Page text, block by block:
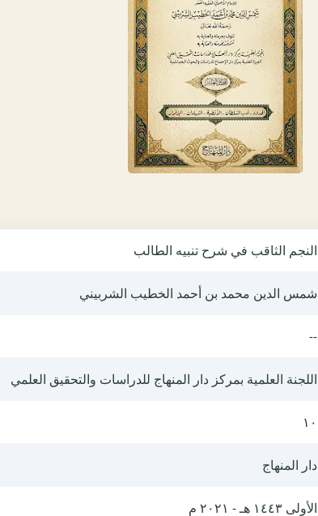
النجم الثاقب في شرح تنبيه الطالب
شمس الدين محمد بن أحمد الخطيب الشربيني
--
اللجنة العلمية بمركز دار المنهاج للدراسات والتحقيق العلمي
١٠
دار المنهاج
الأولى ١٤٤٣ هـ - ٢٠٢١ م